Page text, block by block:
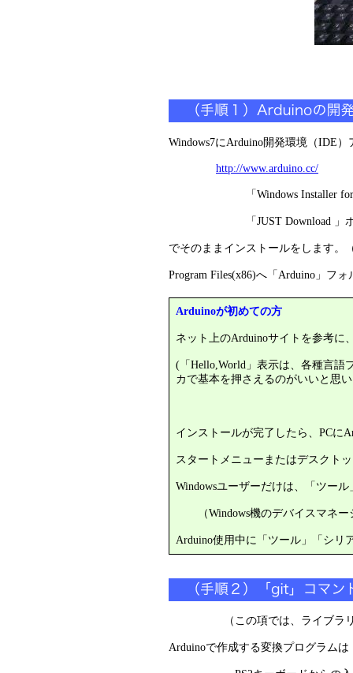
Windows7にArduino開発環境（IDE
http://www.arduino.cc/
「Windows Installer for
「JUST Download 」ボ
でそのままインストールをします。
Program Files(x86)へ「Arduino」フ
Arduinoが初めての方
ネット上のArduinoサイトを参考に
(「Hello,World」表示は、各種言語
カで基本を押さえるのがいいと思
インストールが完了したら、PCに
スタートメニューまたはデスクト
Windowsユーザーだけは、「ツー
（Windows機のデバイスマネー
Arduino使用中に「ツール」「シリ
（この項では、ライブラリ登
Arduinoで作成する変換プログラムは